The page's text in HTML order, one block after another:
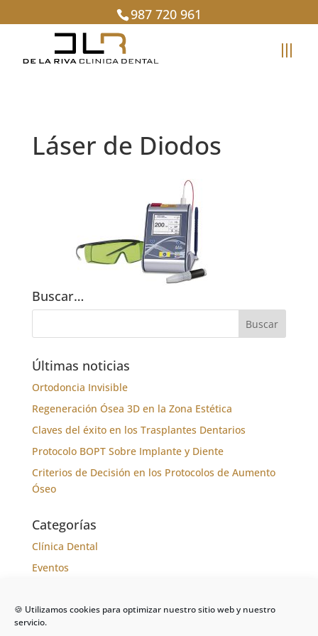
🍪 Utilizamos cookies para optimizar nuestro sitio web y nuestro
servicio.
987 720 961
Láser de Diodos
Buscar…
Últimas noticias
Ortodoncia Invisible
Regeneración Ósea 3D en la Zona Estética
Claves del éxito en los Trasplantes Dentarios
Protocolo BOPT Sobre Implante y Diente
Criterios de Decisión en los Protocolos de Aumento
Óseo
Categorías
Clínica Dental
Eventos
Noticias